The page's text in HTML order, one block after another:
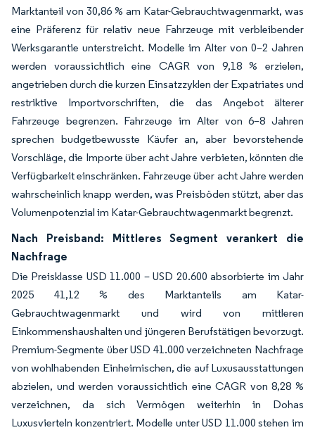
Marktanteil von 30,86 % am Katar-Gebrauchtwagenmarkt, was
eine Präferenz für relativ neue Fahrzeuge mit verbleibender
Werksgarantie unterstreicht. Modelle im Alter von 0–2 Jahren
werden voraussichtlich eine CAGR von 9,18 % erzielen,
angetrieben durch die kurzen Einsatzzyklen der Expatriates und
restriktive Importvorschriften, die das Angebot älterer
Fahrzeuge begrenzen. Fahrzeuge im Alter von 6–8 Jahren
sprechen budgetbewusste Käufer an, aber bevorstehende
Vorschläge, die Importe über acht Jahre verbieten, könnten die
Verfügbarkeit einschränken. Fahrzeuge über acht Jahre werden
wahrscheinlich knapp werden, was Preisböden stützt, aber das
Volumenpotenzial im Katar-Gebrauchtwagenmarkt begrenzt.
Nach Preisband: Mittleres Segment verankert die
Nachfrage
Die Preisklasse USD 11.000 – USD 20.600 absorbierte im Jahr
2025 41,12 % des Marktanteils am Katar-
Gebrauchtwagenmarkt und wird von mittleren
Einkommenshaushalten und jüngeren Berufstätigen bevorzugt.
Premium-Segmente über USD 41.000 verzeichneten Nachfrage
von wohlhabenden Einheimischen, die auf Luxusausstattungen
abzielen, und werden voraussichtlich eine CAGR von 8,28 %
verzeichnen, da sich Vermögen weiterhin in Dohas
Luxusvierteln konzentriert. Modelle unter USD 11.000 stehen im